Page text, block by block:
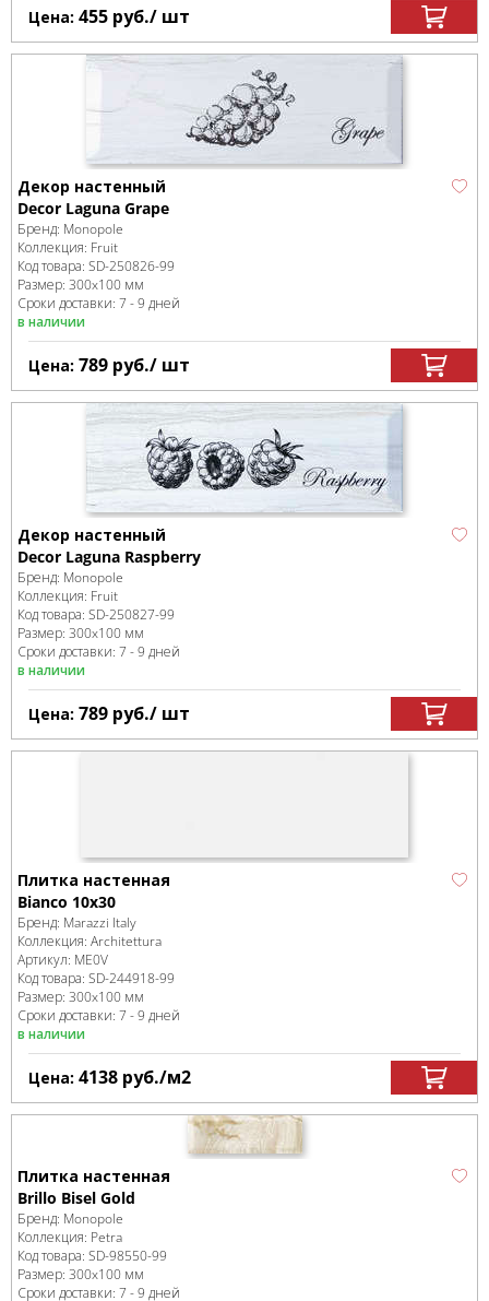
Цена: 455 руб./ шт
Декор настенный
Decor Laguna Grape
Бренд: Monopole
Коллекция: Fruit
Код товара: SD-250826-99
Размер: 300x100 мм
Сроки доставки: 7 - 9 дней
в наличии
Цена: 789 руб./ шт
Декор настенный
Decor Laguna Raspberry
Бренд: Monopole
Коллекция: Fruit
Код товара: SD-250827-99
Размер: 300x100 мм
Сроки доставки: 7 - 9 дней
в наличии
Цена: 789 руб./ шт
Плитка настенная
Bianco 10x30
Бренд: Marazzi Italy
Коллекция: Architettura
Артикул: ME0V
Код товара: SD-244918-99
Размер: 300x100 мм
Сроки доставки: 7 - 9 дней
в наличии
Цена: 4138 руб./м2
Плитка настенная
Brillo Bisel Gold
Бренд: Monopole
Коллекция: Petra
Код товара: SD-98550-99
Размер: 300x100 мм
Сроки доставки: 7 - 9 дней